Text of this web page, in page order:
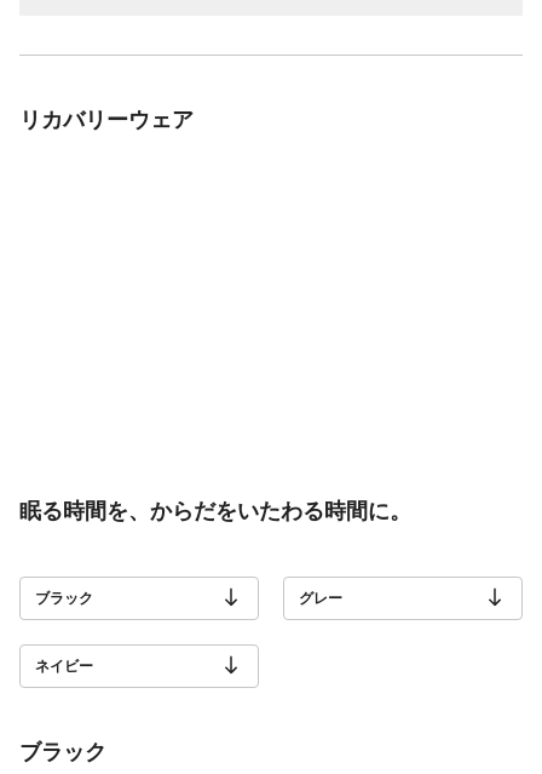
リカバリーウェア
眠る時間を、からだをいたわる時間に。
ブラック グレー
ネイビー
ブラック